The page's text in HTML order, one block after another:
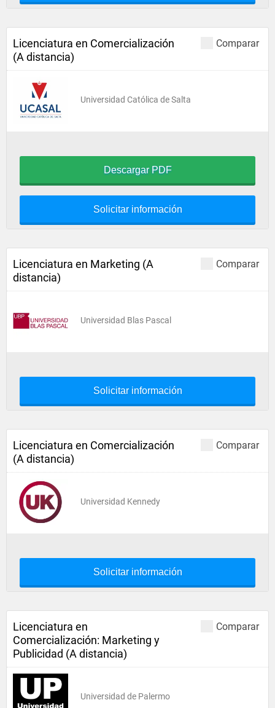
Comparar
Licenciatura en Comercialización
(A distancia)
Universidad Católica de Salta
Descargar PDF
Solicitar información
Comparar
Licenciatura en Marketing (A
distancia)
Universidad Blas Pascal
Solicitar información
Comparar
Licenciatura en Comercialización
(A distancia)
Universidad Kennedy
Solicitar información
Comparar
Licenciatura en
Comercialización: Marketing y
Publicidad (A distancia)
Universidad de Palermo